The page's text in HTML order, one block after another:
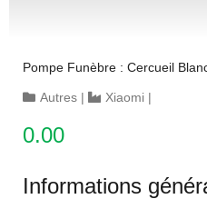
Pompe Funèbre : Cercueil
Autres | Xiaomi |
0.00
Informations